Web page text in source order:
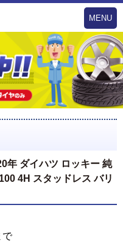
MENU
年 ダイハツ ロッキー 純
4H スタッドレス バリ
で